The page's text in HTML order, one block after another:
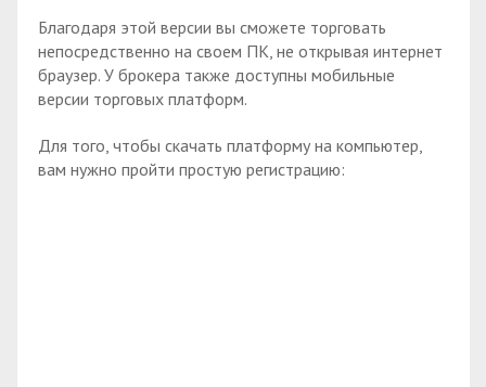
Благодаря этой версии вы сможете торговать
непосредственно на своем ПК, не открывая интернет
браузер. У брокера также доступны мобильные
версии торговых платформ.
Для того, чтобы скачать платформу на компьютер,
вам нужно пройти простую регистрацию: